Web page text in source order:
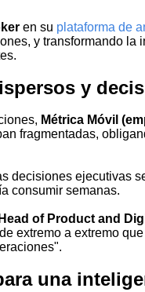
en su plataforma de
y transformando
y
, Métrica Móvil
fragmentadas,
decisiones ejecutivas
consumir semanas.
of Product and
extremo a extremo
una